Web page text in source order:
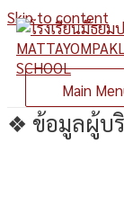
Skip to content
Main
❖ ข้อมูลผู้บริ